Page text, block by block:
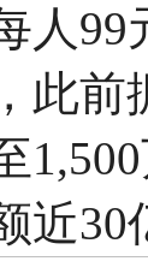
人99
此前
近30